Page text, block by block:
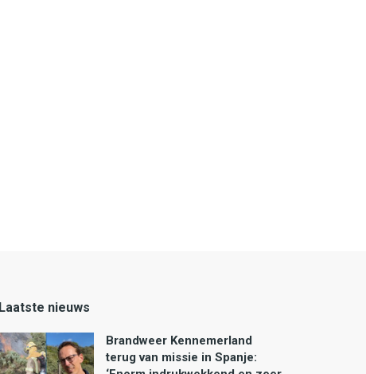
Laatste nieuws
Brandweer Kennemerland
terug van missie in Spanje: